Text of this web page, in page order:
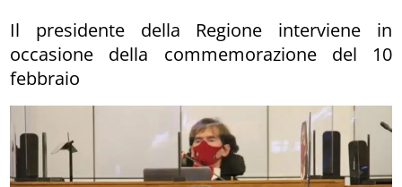
Il presidente della Regione interviene in
occasione della commemorazione del 10
febbraio